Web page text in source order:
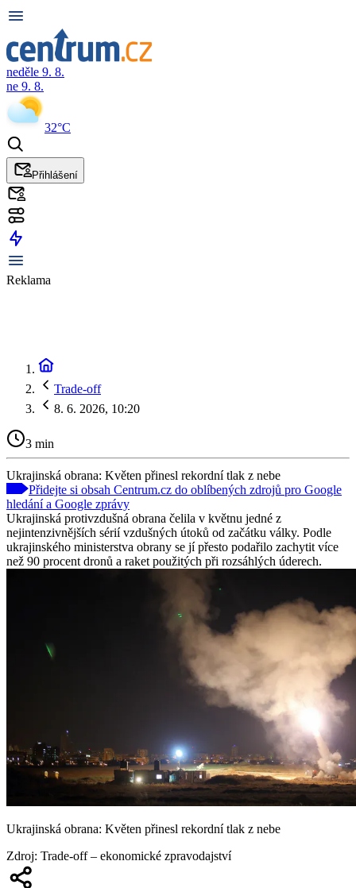
neděle 9. 8.
ne 9. 8.
32°C
Přihlášení
Reklama
Trade-off
8. 6. 2026, 10:20
3 min
Ukrajinská obrana: Květen přinesl rekordní tlak z nebe
Přidejte si obsah Centrum.cz do oblíbených zdrojů pro Google
hledání a Google zprávy
Ukrajinská protivzdušná obrana čelila v květnu jedné z
nejintenzivnějších sérií vzdušných útoků od začátku války. Podle
ukrajinského ministerstva obrany se jí přesto podařilo zachytit více
než 90 procent dronů a raket použitých při rozsáhlých úderech.
Ukrajinská obrana: Květen přinesl rekordní tlak z nebe
Zdroj: Trade-off – ekonomické zpravodajství